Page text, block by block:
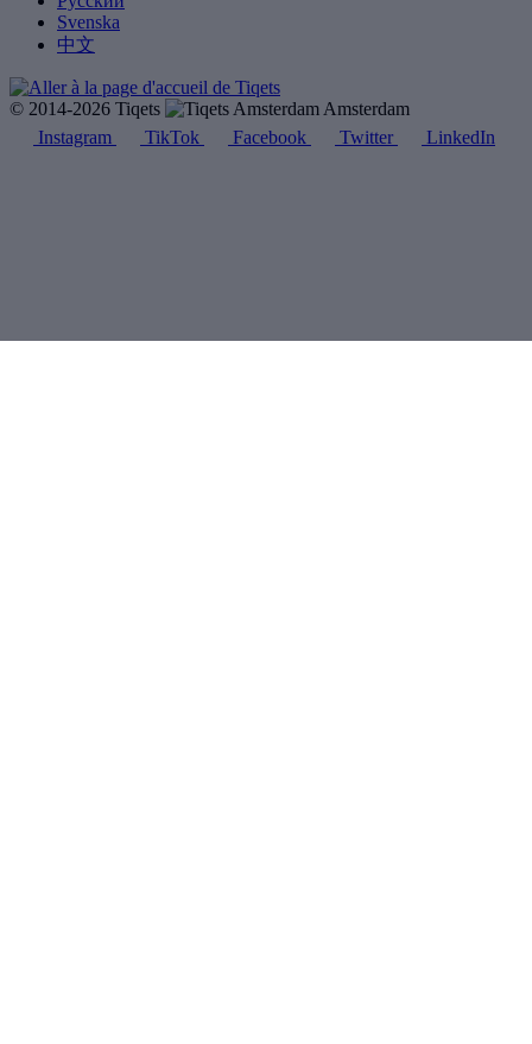
Svenska
中文
© 2014-2026 Tiqets
Amsterdam
Instagram
TikTok Facebook Twitter LinkedIn